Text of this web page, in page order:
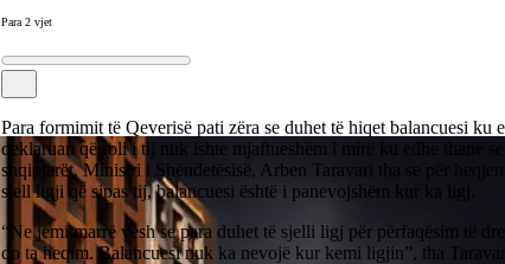
Para 2 vjet
Para formimit të Qeverisë pati zëra se duhet të hiqet balancuesi
deklaruan që roli i tij nuk ishte mjaftueshëm i mirë ku edhe thanë se
shqiptarët. Ministri i Shëndetësisë, Arben Taravari tha se për
sjell ligji që sipas tij, balancuesi është i panevojshëm kur ka ligj.
“Ne jemi marrë vesh se para duhet të sjelli ligj për përfaqësim të
do ta heqim. Balancuesi nuk ka nevojë kur kemi ligjin”, tha